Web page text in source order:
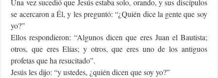
Una vez sucedió que Jesús estaba solo, orando, y sus discípulos
se acercaron a Él, y les preguntó: “¿Quién dice la gente que soy
yo?”
Ellos respondieron: “Algunos dicen que eres Juan el Bautista;
otros, que eres Elías; y otros, que eres uno de los antiguos
profetas que ha resucitado”.
Jesús les dijo: “y ustedes, ¿quién dicen que soy yo?”